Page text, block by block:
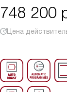
748 200
Цена